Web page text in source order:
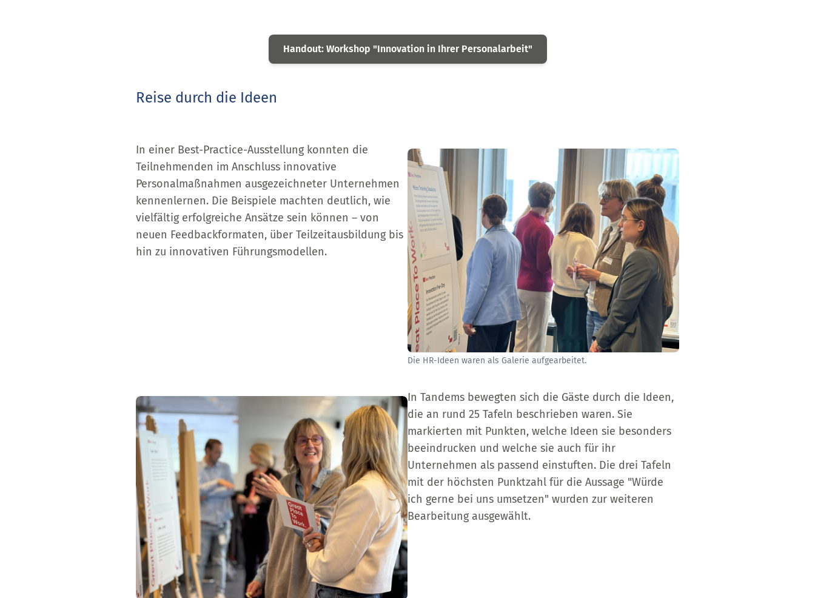
Handout: Workshop "Innovation in Ihrer Personalarbeit"
Reise durch die Ideen
In einer Best-Practice-Ausstellung konnten die
Teilnehmenden im Anschluss innovative
Personalmaßnahmen ausgezeichnet­er Unternehmen
kennenlernen. Die Beispiele machten deutlich, wie
vielfältig erfolgreiche Ansätze sein können – von
neuen Feedbackformaten, über Teilzeitausbildung bis
hin zu innovativen Führungsmodellen.
Die HR-Ideen waren als Galerie aufgearbeitet.
In Tandems bewegten sich die Gäste durch die Ideen,
die an rund 25 Tafeln beschrieben waren. Sie
markierten mit Punkten, welche Ideen sie besonders
beeindrucken und welche sie auch für ihr
Unternehmen als passend einstuften. Die drei Tafeln
mit der höchsten Punktzahl für die Aussage "Würde
ich gerne bei uns umsetzen" wurden zur weiteren
Bearbeitung ausgewählt.